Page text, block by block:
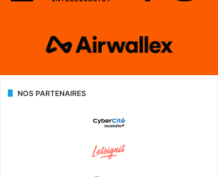
NOS PARTENAIRES